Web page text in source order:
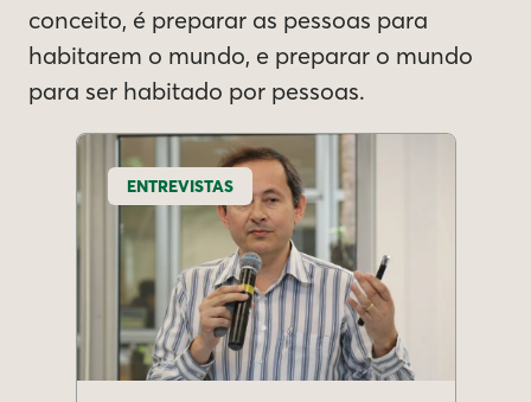
conceito, é preparar as pessoas para
habitarem o mundo, e preparar o mundo
para ser habitado por pessoas.
ENTREVISTAS